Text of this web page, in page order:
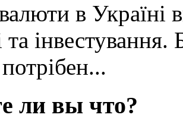
в Україні
та
ли вы что?